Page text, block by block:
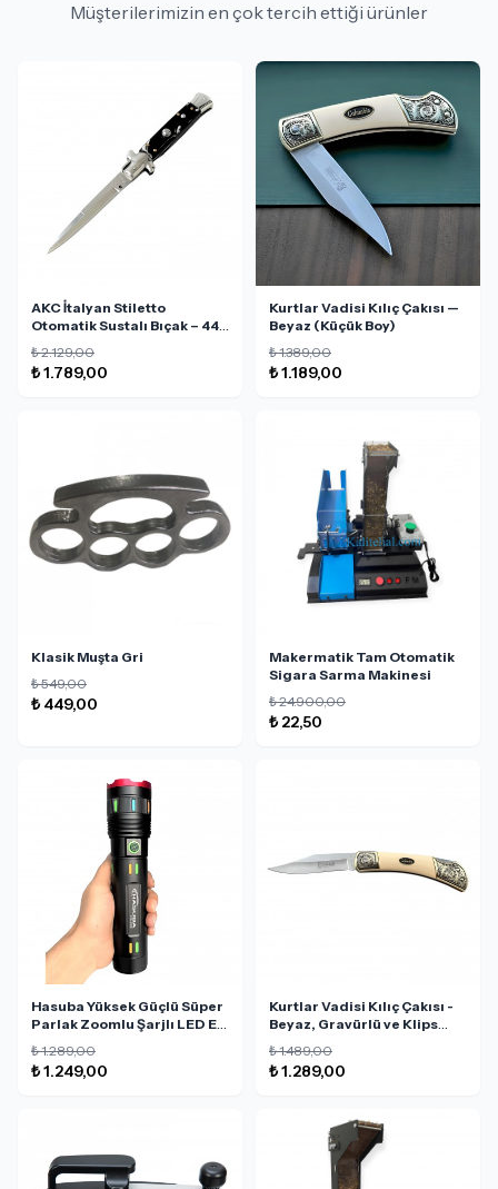
Müşterilerimizin en çok tercih ettiği ürünler
AKC İtalyan Stiletto
Otomatik Sustalı Bıçak – 440
Paslanmaz Çelik, Orijinal
Italy Üretim
₺ 2.129,00
₺ 1.789,00
Kurtlar Vadisi Kılıç Çakısı —
Beyaz (Küçük Boy)
₺ 1.389,00
₺ 1.189,00
Klasik Muşta Gri
₺ 549,00
₺ 449,00
Makermatik Tam Otomatik
Sigara Sarma Makinesi
₺ 24.900,00
₺ 22,50
Hasuba Yüksek Güçlü Süper
Parlak Zoomlu Şarjlı LED El
Feneri - HS-239
₺ 1.289,00
₺ 1.249,00
Kurtlar Vadisi Kılıç Çakısı -
Beyaz, Gravürlü ve Klips
Sesli
₺ 1.489,00
₺ 1.289,00